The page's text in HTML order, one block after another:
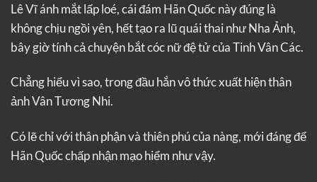
Lê Vĩ ánh mắt lấp loé, cái đám Hãn Quốc này đúng là
không chịu ngồi yên, hết tạo ra lũ quái thai như Nha Ảnh,
bây giờ tính cả chuyện bắt cóc nữ đệ tử của Tinh Vân Các.
Chẳng hiểu vì sao, trong đầu hắn vô thức xuất hiện thân
ảnh Vân Tương Nhi.
Có lẽ chỉ với thân phận và thiên phú của nàng, mới đáng để
Hãn Quốc chấp nhận mạo hiểm như vậy.